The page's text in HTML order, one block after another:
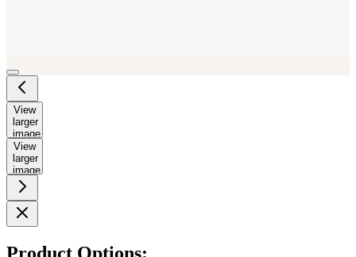
View
larger
image
View
larger
image
Product Options: